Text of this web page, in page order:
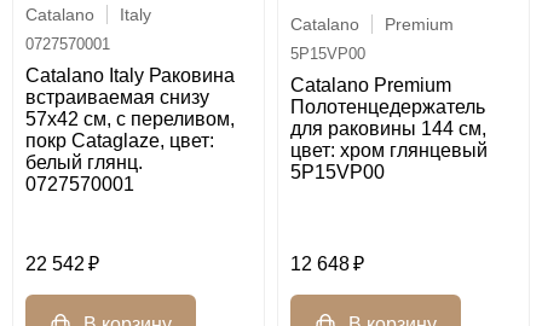
Catalano Italy
0727570001
Catalano Italy Раковина
встраиваемая снизу
57x42 см, с переливом,
покр Cataglaze, цвет:
белый глянц.
0727570001
22 542
Catalano Premium
5P15VP00
Catalano Premium
Полотенцедержатель
для раковины 144 см,
цвет: хром глянцевый
5P15VP00
12 648